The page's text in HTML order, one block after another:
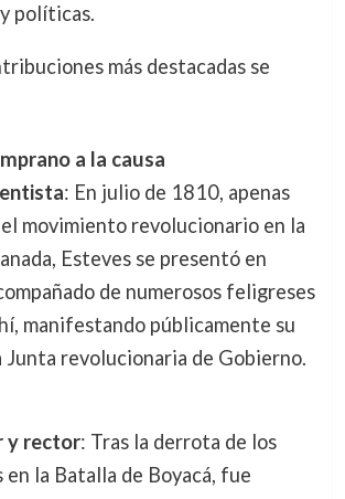
políticas.
más destacadas se
a la causa
: En julio de 1810, apenas
movimiento revolucionario en la
Esteves se presentó en
de numerosos feligreses
manifestando públicamente su
Junta revolucionaria de Gobierno.
y rector: Tras la derrota de los
en la Batalla de Boyacá, fue